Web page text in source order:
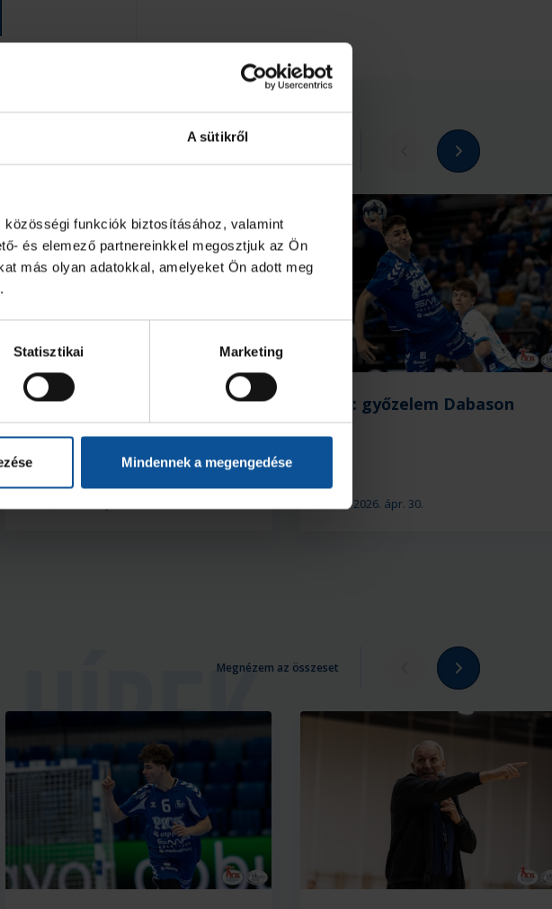
A sütikről
funkciók biztosításához, valamint
és elemező partnereinkkel megosztjuk az Ön
más olyan adatokkal, amelyeket Ön adott meg
Statisztikai Marketing
Mindennek a megengedése
Húszgólos győzelem a
hazai idényzárón
2026. ápr. 30.
U18: győzelem Dabason
Megnézem az összeset